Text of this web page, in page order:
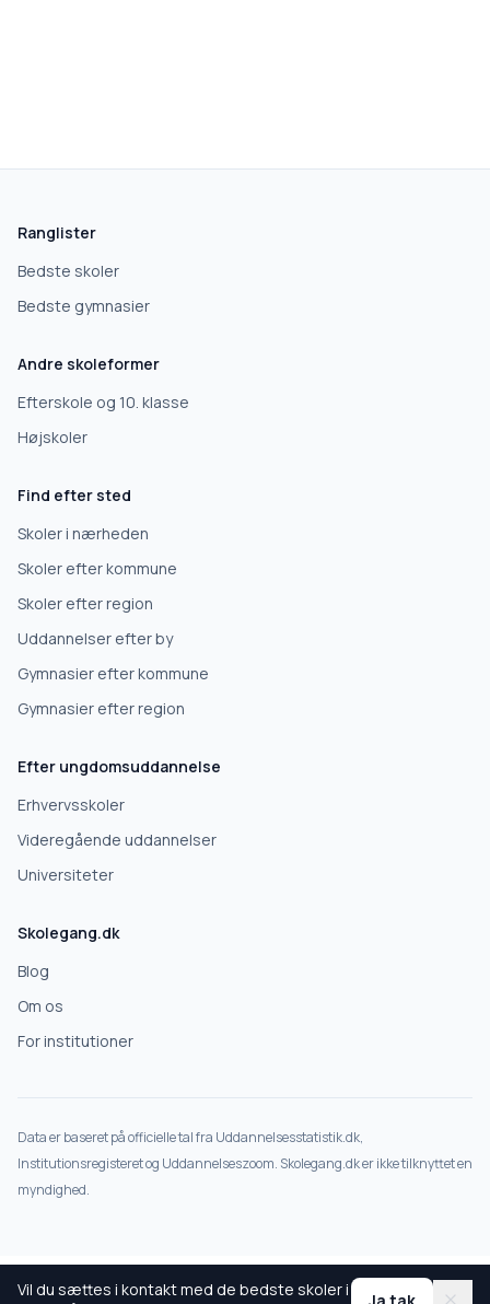
Hvad leder du efter?
Grundskole
10. klasse
Erhvervsuddannelse
Videregående uddannelse
Ranglister
Bedste skoler
Bedste gymnasier
Andre skoleformer
Efterskole og 10. klasse
Højskoler
Find efter sted
Skoler i nærheden
Skoler efter kommune
Skoler efter region
Uddannelser efter by
Gymnasier efter kommune
Gymnasier efter region
Efter ungdomsuddannelse
Erhvervsskoler
Videregående uddannelser
Universiteter
Skolegang.dk
Blog
Om os
For institutioner
Data er baseret på officielle tal fra Uddannelsesstatistik.dk,
Institutionsregisteret og Uddannelseszoom. Skolegang.dk er ikke tilknyttet en
myndighed.
Vil du sættes i kontakt med de bedste skoler i
Ja tak